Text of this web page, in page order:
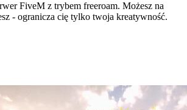
FiveM z trybem freeroam. Możesz na
- ogranicza cię tylko twoja kreatywność.